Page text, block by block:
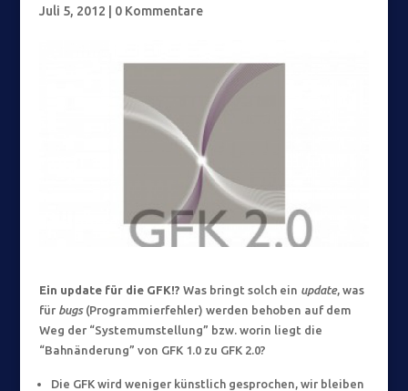
Juli 5, 2012 0 Kommentare
Ein update für die GFK!? Was bringt solch ein update, was
für bugs(Programmierfehler) werden behoben auf dem
Weg der “Systemumstellung” bzw. worin liegt die
“Bahnänderung” von GFK 1.0 zu GFK 2.0?
Die GFK wird weniger künstlich gesprochen, wir bleiben